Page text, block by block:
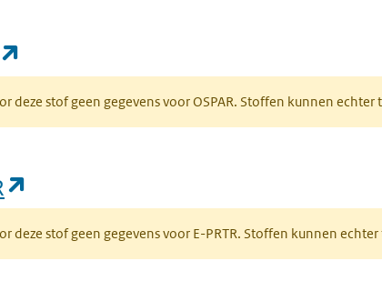
deze stof geen gegevens voor OSPAR. Stoffen kunnen
deze stof geen gegevens voor E-PRTR. Stoffen kunnen